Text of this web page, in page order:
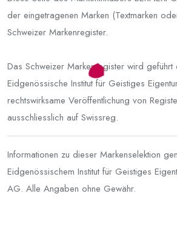
der eingetragenen Marken (Textmarken
Schweizer Markenregister.
Das Schweizer Markenregister wird geführt
Eidgenössische Institut für Geistiges
rechtswirksame Veröffentlichung von
ausschliesslich auf Swissreg.
Informationen zu dieser Markenselektion
Eidgenössischem Institut für Geistiges
AG. Alle Angaben ohne Gewähr.